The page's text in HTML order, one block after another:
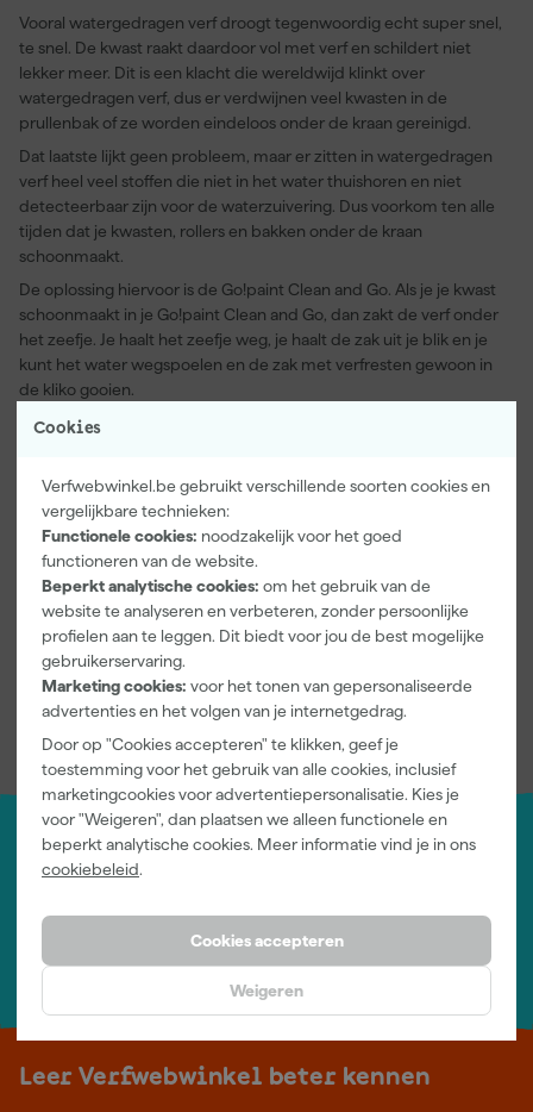
Cookies
Verfwebwinkel.be gebruikt verschillende soorten cookies en
vergelijkbare technieken:
Functionele cookies: noodzakelijk voor het goed
functioneren van de website.
Beperkt analytische cookies: om het gebruik van de
website te analyseren en verbeteren, zonder persoonlijke
profielen aan te leggen. Dit biedt voor jou de best mogelijke
gebruikerservaring.
Marketing cookies: voor het tonen van gepersonaliseerde
advertenties en het volgen van je internetgedrag.
Door op "Cookies accepteren" te klikken, geef je
toestemming voor het gebruik van alle cookies, inclusief
marketingcookies voor advertentiepersonalisatie. Kies je
voor "Weigeren", dan plaatsen we alleen functionele en
beperkt analytische cookies. Meer informatie vind je in ons
cookiebeleid.
Cookies accepteren
Weigeren
Vooral watergedragen verf droogt tegenwoordig echt super snel,
te snel. De kwast raakt daardoor vol met verf en schildert niet
lekker meer. Dit is een klacht die wereldwijd klinkt over
watergedragen verf, dus er verdwijnen veel kwasten in de
prullenbak of ze worden eindeloos onder de kraan gereinigd.
Dat laatste lijkt geen probleem, maar er zitten in watergedragen
verf heel veel stoffen die niet in het water thuishoren en niet
detecteerbaar zijn voor de waterzuivering. Dus voorkom ten alle
tijden dat je kwasten, rollers en bakken onder de kraan
schoonmaakt.
De oplossing hiervoor is de Go!paint Clean and Go. Als je je kwast
schoonmaakt in je Go!paint Clean and Go, dan zakt de verf onder
het zeefje. Je haalt het zeefje weg, je haalt de zak uit je blik en je
kunt het water wegspoelen en de zak met verfresten gewoon in
de kliko gooien.
In de Go!paint Clean and Go kun je kwasten schoonmaken met
Brush Cleaner. Dit is een speciale kwastenreiniger voor alkyd-
en acrylverf. Die kun je gewoon door elkaar gebruiken, hoe
makkelijk is dat!
Aan de blauwe ring zit een speciale rand waar je je kwasten
aan af kunt strijken. Je kunt er ook kwastenclips aan klikken,
zodat je jouw kwast in de Brush Cleaner kunt hangen om te
laten weken.
Let op! Doe dit niet langer dan een paar uur. Daarna moet je
actief je kwast gaan schoonmaken in de Go!paint Clean and
Go.
Jouw account
Inschrijven wekelijkse nieuwsbrief
Neem contact op met één van onze specialisten.
Leer Verfwebwinkel beter kennen